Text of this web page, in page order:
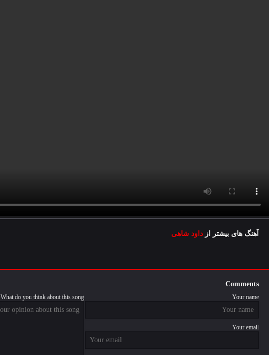
آهنگ های بیشتر از داود شاهی
Comments
Your name
Your email
What do you think about this song